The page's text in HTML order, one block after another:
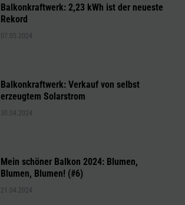
Balkonkraftwerk: 2,23 kWh ist der neueste
Rekord
07.05.2024
Balkonkraftwerk: Verkauf von selbst
erzeugtem Solarstrom
30.04.2024
Mein schöner Balkon 2024: Blumen,
Blumen, Blumen! (#6)
21.04.2024